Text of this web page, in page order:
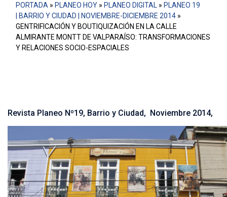
PORTADA » PLANEO HOY » PLANEO DIGITAL » PLANEO 19
| BARRIO Y CIUDAD | NOVIEMBRE-DICIEMBRE 2014 »
GENTRIFICACIÓN Y BOUTIQUIZACIÓN EN LA CALLE
ALMIRANTE MONTT DE VALPARAÍSO: TRANSFORMACIONES
Y RELACIONES SOCIO-ESPACIALES
Revista Planeo Nº19, Barrio y Ciudad, Noviembre 2014,